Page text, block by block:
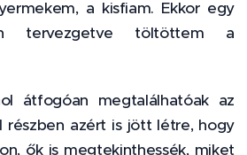
a kisfiam. Ekkor egy
tervezgetve töltöttem a
átfogóan megtalálhatóak az
részben azért is jött létre, hogy
ők is megtekinthessék, miket